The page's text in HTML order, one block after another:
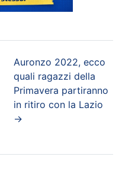
Auronzo 2022, ecco
quali ragazzi della
Primavera partiranno
in ritiro con la Lazio
→